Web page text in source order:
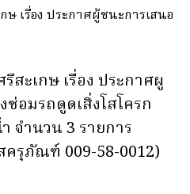
ษ เรื่อง ประกาศผู้ชนะการเสนอ
สะเกษ เรื่อง ประกาศผู
ซ่อมรถดูดเสิ่งโสโครก
จำนวน 3 รายการ
ครุภัณฑ์ 009-58-0012)